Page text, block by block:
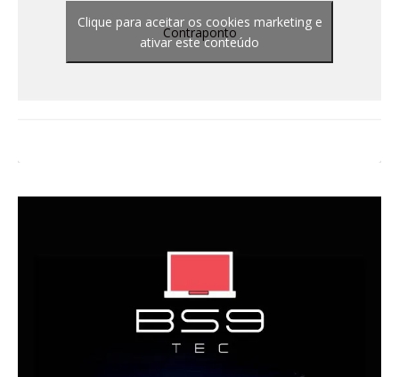
Contraponto
Clique para aceitar os cookies marketing e
ativar este conteúdo